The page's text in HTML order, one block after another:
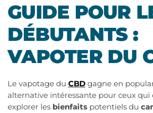
GUIDE POUR
DÉBUTANTS :
VAPOTER DU
Le vapotage du CBD gagne en
alternative intéressante pour ceux qui
explorer les bienfaits potentiels du